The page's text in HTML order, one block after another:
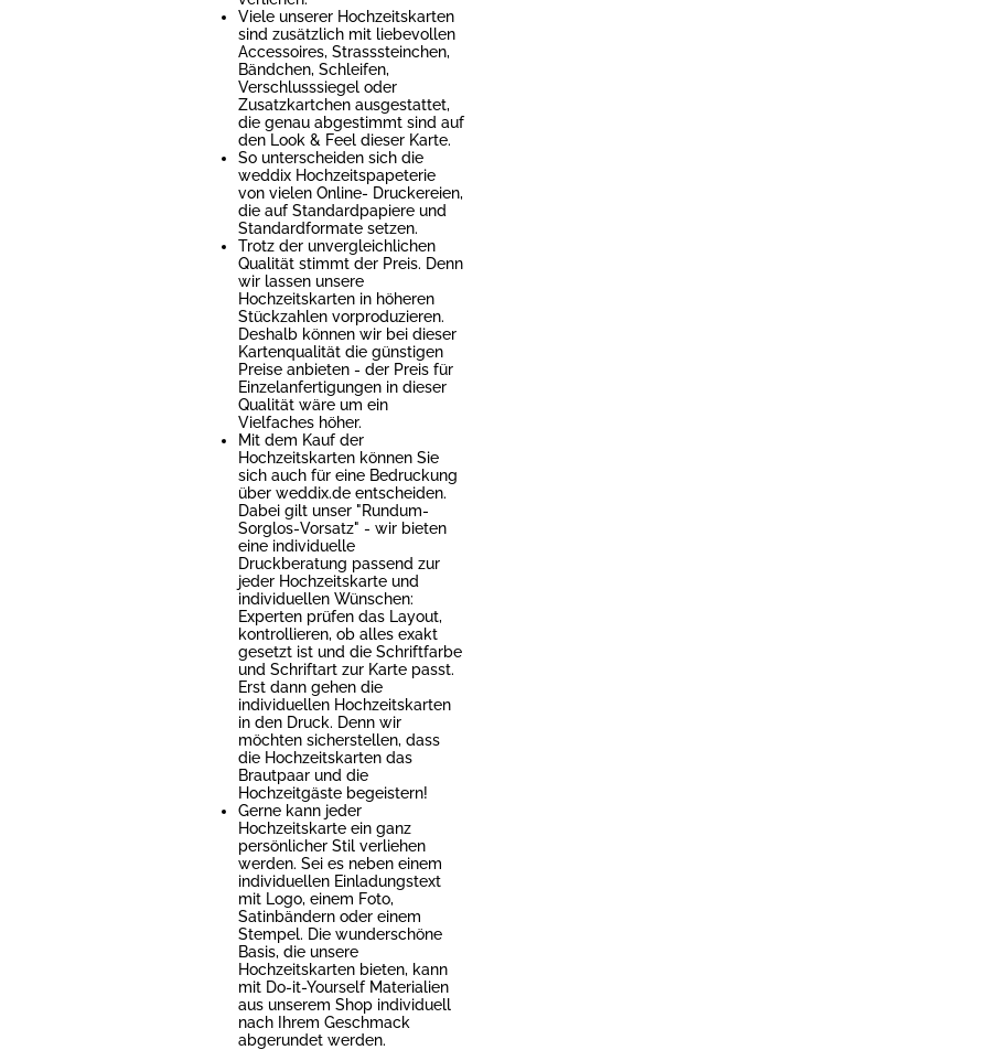
Viele unserer Hochzeitskarten
sind zusätzlich mit liebevollen
Accessoires, Strasssteinchen,
Bändchen, Schleifen,
Verschlusssiegel oder
Zusatzkartchen ausgestattet,
die genau abgestimmt sind auf
den Look & Feel dieser Karte.
So unterscheiden sich die
weddix Hochzeitspapeterie
von vielen Online- Druckereien,
die auf Standardpapiere und
Standardformate setzen.
Trotz der unvergleichlichen
Qualität stimmt der Preis. Denn
wir lassen unsere
Hochzeitskarten in höheren
Stückzahlen vorproduzieren.
Deshalb können wir bei dieser
Kartenqualität die günstigen
Preise anbieten - der Preis für
Einzelanfertigungen in dieser
Qualität wäre um ein
Vielfaches höher.
Mit dem Kauf der
Hochzeitskarten können Sie
sich auch für eine Bedruckung
über weddix.de entscheiden.
Dabei gilt unser "Rundum-
Sorglos-Vorsatz" - wir bieten
eine individuelle
Druckberatung passend zur
jeder Hochzeitskarte und
individuellen Wünschen:
Experten prüfen das Layout,
kontrollieren, ob alles exakt
gesetzt ist und die Schriftfarbe
und Schriftart zur Karte passt.
Erst dann gehen die
individuellen Hochzeitskarten
in den Druck. Denn wir
möchten sicherstellen, dass
die Hochzeitskarten das
Brautpaar und die
Hochzeitgäste begeistern!
Gerne kann jeder
Hochzeitskarte ein ganz
persönlicher Stil verliehen
werden. Sei es neben einem
individuellen Einladungstext
mit Logo, einem Foto,
Satinbändern oder einem
Stempel. Die wunderschöne
Basis, die unsere
Hochzeitskarten bieten, kann
mit Do-it-Yourself Materialien
aus unserem Shop individuell
nach Ihrem Geschmack
abgerundet werden.